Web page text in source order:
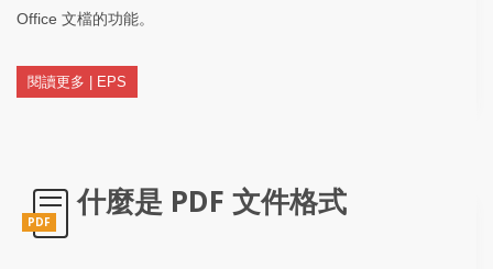
Office 文檔的功能。
閱讀更多 | EPS
PDF
什麼是 PDF 文件格式